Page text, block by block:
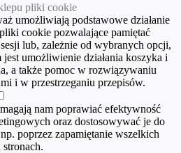
pliki cookie
umożliwiają podstawowe działanie
cookie pozwalające pamiętać
lub, zależnie od wybranych opcji,
jest umożliwienie działania koszyka i
a także pomoc w rozwiązywaniu
i w przestrzeganiu przepisów.
nam poprawiać efektywność
oraz dostosowywać je do
poprzez zapamiętanie wszelkich